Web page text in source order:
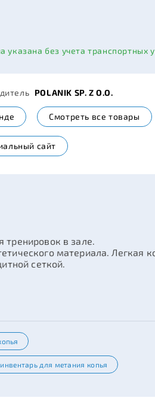
указана без учета транспортных
POLANIK SP. Z O.O.
Смотреть все товары
сайт
тренировок в зале.
материала. Легкая
сеткой.
для метания копья